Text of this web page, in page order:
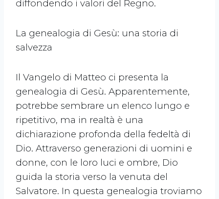
diffondendo i valori del Regno.
La genealogia di Gesù: una storia di
salvezza
Il Vangelo di Matteo ci presenta la
genealogia di Gesù. Apparentemente,
potrebbe sembrare un elenco lungo e
ripetitivo, ma in realtà è una
dichiarazione profonda della fedeltà di
Dio. Attraverso generazioni di uomini e
donne, con le loro luci e ombre, Dio
guida la storia verso la venuta del
Salvatore. In questa genealogia troviamo